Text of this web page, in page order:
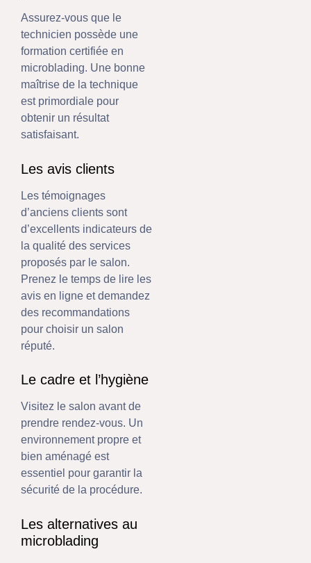
Assurez-vous que le
technicien possède une
formation certifiée en
microblading. Une bonne
maîtrise de la technique
est primordiale pour
obtenir un résultat
satisfaisant.
Les avis clients
Les témoignages
d’anciens clients sont
d’excellents indicateurs de
la qualité des services
proposés par le salon.
Prenez le temps de lire les
avis en ligne et demandez
des recommandations
pour choisir un salon
réputé.
Le cadre et l’hygiène
Visitez le salon avant de
prendre rendez-vous. Un
environnement propre et
bien aménagé est
essentiel pour garantir la
sécurité de la procédure.
Les alternatives au
microblading